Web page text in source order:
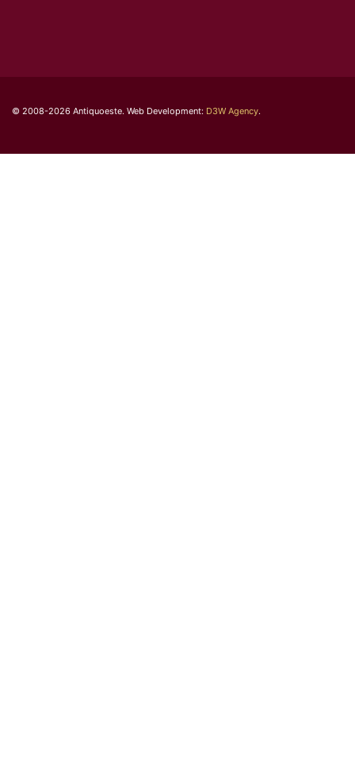
© 2008-2026 Antiquoeste. Web Development: D3W Agency.